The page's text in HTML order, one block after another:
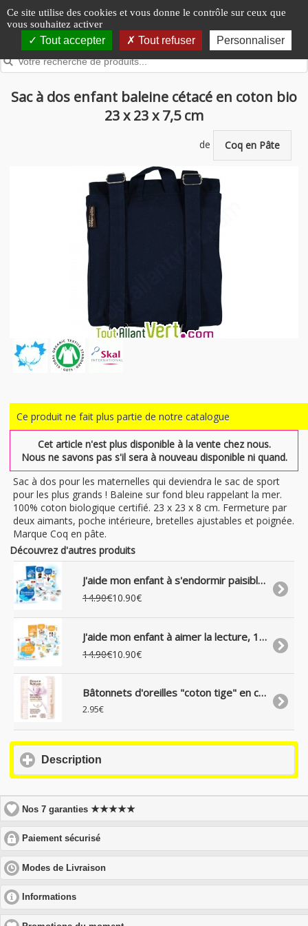
Panneau de gestion des cookies
Ce site utilise des cookies et vous donne le contrôle sur ceux que
vous souhaitez activer
Tout accepter Tout refuser Personnaliser
Sac à dos enfant baleine cétacé en coton bio
23 x 23 x 7,5 cm
de Coq en Pâte
Ce produit ne fait plus partie de notre catalogue
Cet article n'est plus disponible à la vente chez nous.
Nous ne savons pas s'il sera à nouveau disponible ni quand.
Sac à dos pour les maternelles qui deviendra le sac de sport
pour les plus grands ! Baleine sur fond bleu rappelant la mer.
100% coton biologique certifié. 23 x 23 x 8 cm. Fermeture par
deux aimants, poche intérieure, bretelles ajustables et poignée.
Marque Coq en pâte.
Découvrez d'autres produits
J'aide mon enfant à s'endormir paisiblement, 10 activités ludiques, 3-10ans
14.90€10.90€
J'aide mon enfant à aimer la lecture, 10 activités ludiques, dès 6 ans
14.90€10.90€
Bâtonnets d'oreilles "coton tige" en coton bio, boite de 200
2.95€
Description
contents
Nos 7 garanties★★★★★
Paiement sécurisé
to
expand
contents
Modes de Livraison
to
Informations
to
expand